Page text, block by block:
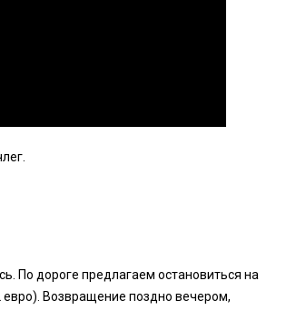
По дороге предлагаем остановиться на
Возвращение поздно вечером,